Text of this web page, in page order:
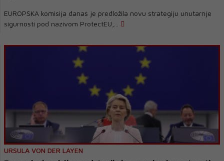
EUROPSKA komisija danas je predložila novu strategiju unutarnje
sigurnosti pod nazivom ProtectEU,...
URSULA VON DER LAYEN